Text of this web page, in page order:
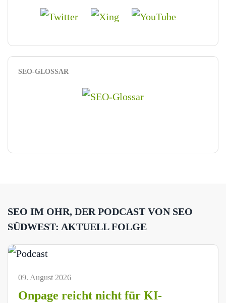
SEO-GLOSSAR
SEO IM OHR, DER PODCAST VON SEO
SÜDWEST: AKTUELL FOLGE
09. August 2026
Onpage reicht nicht für KI-